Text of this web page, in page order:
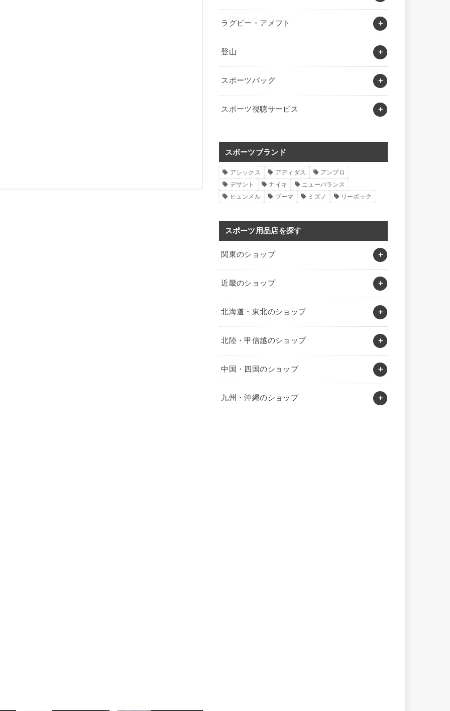
ラグビー・アメフト
登山
スポーツバッグ
スポーツ視聴サービス
スポーツブランド
アシックス アディダス
アンブロ
デサント
ナイキ
ニューバランス
ヒュンメル
プーマ ミズノ リーボック
スポーツ用品店を探す
関東のショップ
近畿のショップ
北海道・東北のショップ
北陸・甲信越のショップ
中国・四国のショップ
九州・沖縄のショップ